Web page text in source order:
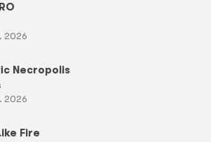
2026
Necropolis
2026
Fire